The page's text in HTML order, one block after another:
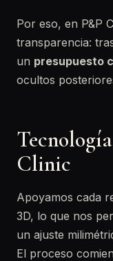
Por eso, en P&P
transparencia:
un presupuesto
ocultos
Clinic
Apoyamos cada
3D, lo que nos
un ajuste
El proceso